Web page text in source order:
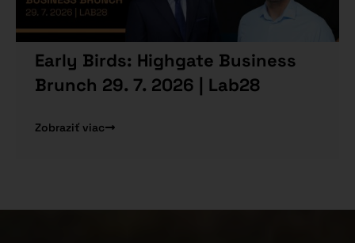
Early Birds: Highgate Business
Brunch 29. 7. 2026 | Lab28
Zobraziť viac